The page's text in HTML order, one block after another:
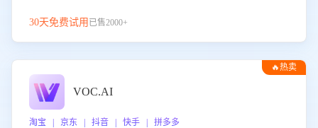
30天免费试用 已售2000+
🔥热卖
VOC.AI
淘宝 | 京东 | 抖音 | 快手 | 拼多多